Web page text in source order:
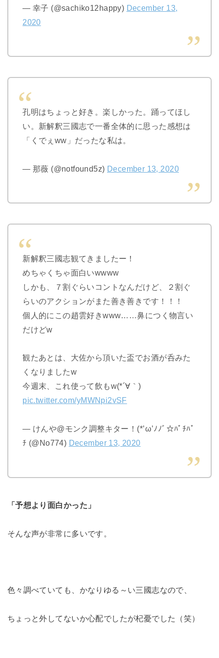
— 幸子 (@sachiko12happy) December 13,
2020
孔明はちょっと好き。楽しかった。踊ってほし
い。新解釈三國志で一番全体的に思った感想は
「くでぇww」だったな私は。
— 那薇 (@notfound5z) December 13, 2020
新解釈三國志観てきましたー！
めちゃくちゃ面白いwwww
しかも、７割ぐらいコントなんだけど、２割ぐ
らいのアクションがまた善き善きです！！！
個人的にこの趙雲好きwww……鼻につく物言い
だけどw
観たあとは、大佐から頂いた盃でお酒が呑みた
くなりましたw
今週末、これ使って飲もw(*´∀｀)
pic.twitter.com/yMWNpi2vSF
— けんや@モンク調整キター！(*’ω’ﾉﾉﾞ☆ﾊﾟﾁﾊﾟ
ﾁ (@No774) December 13, 2020
「予想より面白かった」
そんな声が非常に多いです。
色々調べていても、かなりゆる～い三國志なので、
ちょっと外してないか心配でしたが杞憂でした（笑）